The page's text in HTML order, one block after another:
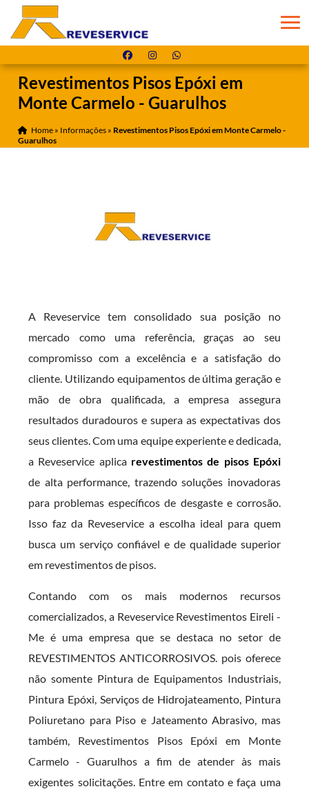
Revestimentos Pisos Epóxi em
Monte Carmelo - Guarulhos
Home » Informações » Revestimentos Pisos Epóxi em Monte Carmelo -
Guarulhos
A Reveservice tem consolidado sua posição no
mercado como uma referência, graças ao seu
compromisso com a excelência e a satisfação do
cliente. Utilizando equipamentos de última geração e
mão de obra qualificada, a empresa assegura
resultados duradouros e supera as expectativas dos
seus clientes. Com uma equipe experiente e dedicada,
a Reveservice aplica revestimentos de pisos Epóxi
de alta performance, trazendo soluções inovadoras
para problemas específicos de desgaste e corrosão.
Isso faz da Reveservice a escolha ideal para quem
busca um serviço confiável e de qualidade superior
em revestimentos de pisos.
Contando com os mais modernos recursos
comercializados, a Reveservice Revestimentos Eireli -
Me é uma empresa que se destaca no setor de
REVESTIMENTOS ANTICORROSIVOS. pois oferece
não somente Pintura de Equipamentos Industriais,
Pintura Epóxi, Serviços de Hidrojateamento, Pintura
Poliuretano para Piso e Jateamento Abrasivo, mas
também, Revestimentos Pisos Epóxi em Monte
Carmelo - Guarulhos a fim de atender às mais
exigentes solicitações. Entre em contato e faça uma